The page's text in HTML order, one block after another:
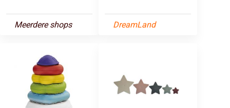
Meerdere shops DreamLand